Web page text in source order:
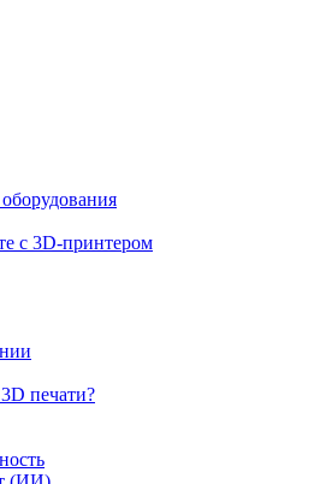
с 3D-принтером
печати?